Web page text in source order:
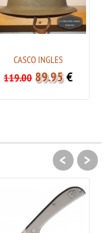
CASCO INGLES
119.00 89.95€
< >